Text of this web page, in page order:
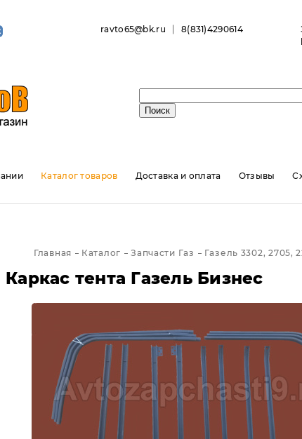
ravto65@bk.ru 8(831)4290614
Каталог товаров Доставка и оплата Отзывы
Главная Каталог Запчасти Газ Газель 3302, 2705,
Каркас тента Газель Бизнес